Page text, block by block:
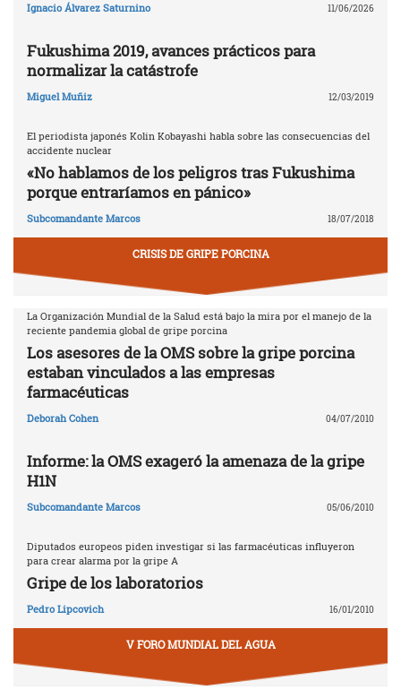
Ignacio Álvarez Saturnino 11/06/2026
Fukushima 2019, avances prácticos para
normalizar la catástrofe
Miguel Muñiz 12/03/2019
El periodista japonés Kolin Kobayashi habla sobre las consecuencias del
accidente nuclear
«No hablamos de los peligros tras Fukushima
porque entraríamos en pánico»
Subcomandante Marcos 18/07/2018
CRISIS DE GRIPE PORCINA
La Organización Mundial de la Salud está bajo la mira por el manejo de la
reciente pandemia global de gripe porcina
Los asesores de la OMS sobre la gripe porcina
estaban vinculados a las empresas
farmacéuticas
Deborah Cohen 04/07/2010
Informe: la OMS exageró la amenaza de la gripe
H1N
Subcomandante Marcos 05/06/2010
Diputados europeos piden investigar si las farmacéuticas influyeron
para crear alarma por la gripe A
Gripe de los laboratorios
Pedro Lipcovich 16/01/2010
V FORO MUNDIAL DEL AGUA